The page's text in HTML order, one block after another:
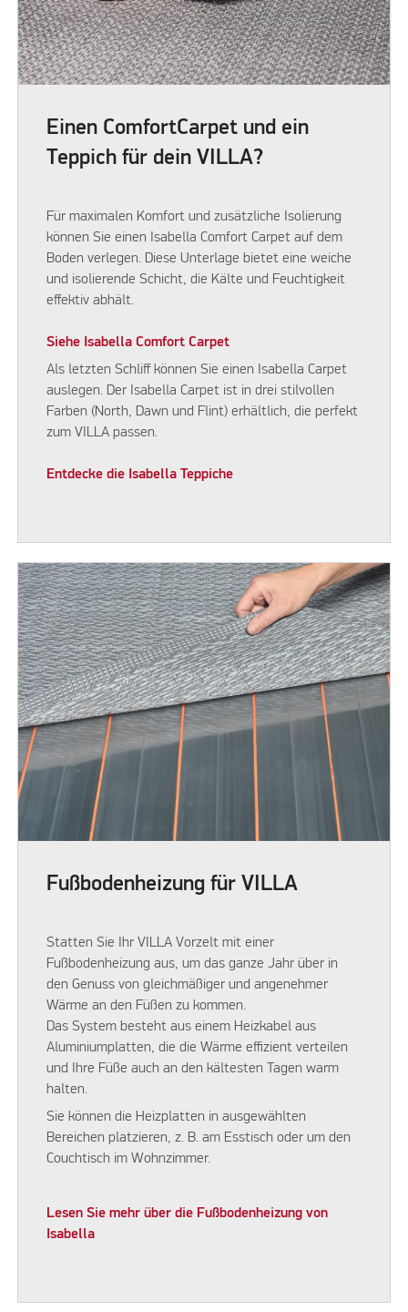
Einen ComfortCarpet und ein
Teppich für dein VILLA?
Für maximalen Komfort und zusätzliche Isolierung
können Sie einen Isabella Comfort Carpet auf dem
Boden verlegen. Diese Unterlage bietet eine weiche
und isolierende Schicht, die Kälte und Feuchtigkeit
effektiv abhält.
Siehe Isabella Comfort Carpet
Als letzten Schliff können Sie einen Isabella Carpet
auslegen. Der Isabella Carpet ist in drei stilvollen
Farben (North, Dawn und Flint) erhältlich, die perfekt
zum VILLA passen.
Entdecke die Isabella Teppiche
Fußbodenheizung für VILLA
Statten Sie Ihr VILLA Vorzelt mit einer
Fußbodenheizung aus, um das ganze Jahr über in
den Genuss von gleichmäßiger und angenehmer
Wärme an den Füßen zu kommen.
Das System besteht aus einem Heizkabel aus
Aluminiumplatten, die die Wärme effizient verteilen
und Ihre Füße auch an den kältesten Tagen warm
halten.
Sie können die Heizplatten in ausgewählten
Bereichen platzieren, z. B. am Esstisch oder um den
Couchtisch im Wohnzimmer.
Lesen Sie mehr über die Fußbodenheizung von
Isabella